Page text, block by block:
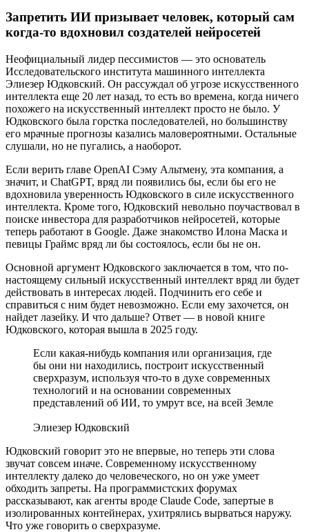
Запретить ИИ призывает человек, который сам
когда-то вдохновил создателей нейросетей
Неофициальный лидер пессимистов — это основатель
Исследовательского института машинного интеллекта
Элиезер Юдковский. Он рассуждал об угрозе искусственного
интеллекта еще 20 лет назад, то есть во времена, когда ничего
похожего на искусственный интеллект просто не было. У
Юдковского была горстка последователей, но большинству
его мрачные прогнозы казались маловероятными. Остальные
слушали, но не пугались, а наоборот.
Если верить главе OpenAI Сэму Альтмену, эта компания, а
значит, и ChatGPT, вряд ли появились бы, если бы его не
вдохновила уверенность Юдковского в силе искусственного
интеллекта. Кроме того, Юдковский невольно поучаствовал в
поиске инвестора для разработчиков нейросетей, которые
теперь работают в Google. Даже знакомство Илона Маска и
певицы Граймс вряд ли бы состоялось, если бы не он.
Основной аргумент Юдковского заключается в том, что по-
настоящему сильный искусственный интеллект вряд ли будет
действовать в интересах людей. Подчинить его себе и
справиться с ним будет невозможно. Если ему захочется, он
найдет лазейку. И что дальше? Ответ — в новой книге
Юдковского, которая вышла в 2025 году.
Если какая-нибудь компания или организация, где
бы они ни находились, построит искусственный
сверхразум, используя что-то в духе современных
технологий и на основании современных
представлений об ИИ, то умрут все, на всей Земле
Элиезер Юдковский
Юдковский говорит это не впервые, но теперь эти слова
звучат совсем иначе. Современному искусственному
интеллекту далеко до человеческого, но он уже умеет
обходить запреты. На программистских форумах
рассказывают, как агенты вроде Claude Code, запертые в
изолированных контейнерах, ухитрялись вырваться наружу.
Что уже говорить о сверхразуме.